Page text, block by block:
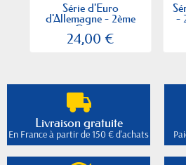
Série d'Euro
d'Allemagne - 2ème
Carte...
24,00 €
-
Livraison gratuite
En France à partir de 150 € d'achats